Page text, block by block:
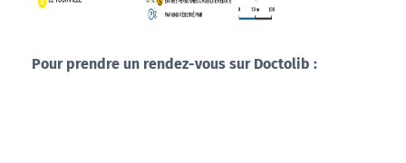
Pour prendre un rendez-vous sur Doctolib :